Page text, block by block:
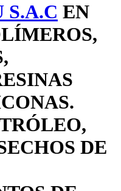
S.A.C EN
DE